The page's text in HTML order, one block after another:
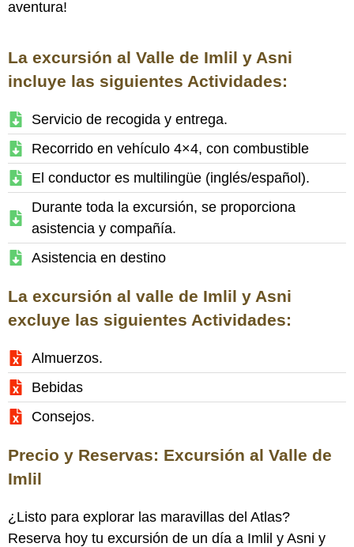
aventura!
La excursión al Valle de Imlil y Asni
incluye las siguientes Actividades:
Servicio de recogida y entrega.
Recorrido en vehículo 4×4, con combustible
El conductor es multilingüe (inglés/español).
Durante toda la excursión, se proporciona
asistencia y compañía.
Asistencia en destino
La excursión al valle de Imlil y Asni
excluye las siguientes Actividades:
Almuerzos.
Bebidas
Consejos.
Precio y Reservas: Excursión al Valle de
Imlil
¿Listo para explorar las maravillas del Atlas?
Reserva hoy tu excursión de un día a Imlil y Asni y